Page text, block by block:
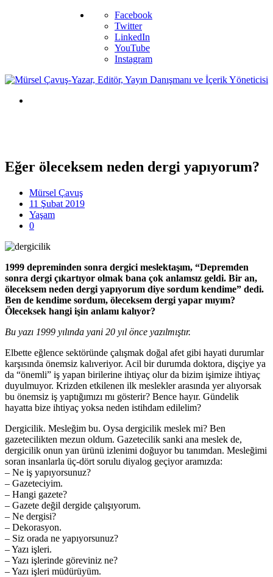
Facebook
Twitter
LinkedIn
YouTube
Instagram
Eğer öleceksem neden dergi yapıyorum?
Mürsel Çavuş
11 Şubat 2019
Yaşam
0
1999 depreminden sonra dergici meslektaşım, “Depremden
sonra dergi çıkartıyor olmak bana çok anlamsız geldi. Bir an,
öleceksem neden dergi yapıyorum diye sordum kendime” dedi.
Ben de kendime sordum, öleceksem dergi yapar mıyım?
Öleceksek hangi işin anlamı kalıyor?
Bu yazı 1999 yılında yani 20 yıl önce yazılmıştır.
Elbette eğlence sektöründe çalışmak doğal afet gibi hayati durumlar
karşısında önemsiz kalıveriyor. Acil bir durumda doktora, dişçiye ya
da “önemli” iş yapan birilerine ihtiyaç olur da bizim işimize ihtiyaç
duyulmuyor. Krizden etkilenen ilk meslekler arasında yer alıyorsak
bu önemsiz iş yaptığımızı mı gösterir? Bence hayır. Gündelik
hayatta bize ihtiyaç yoksa neden istihdam edilelim?
Dergicilik. Mesleğim bu. Oysa dergicilik meslek mi? Ben
gazetecilikten mezun oldum. Gazetecilik sanki ana meslek de,
dergicilik onun yan ürünü izlenimi doğuyor bu tanımdan. Mesleğimi
soran insanlarla üç-dört sorulu diyalog geçiyor aramızda:
– Ne iş yapıyorsunuz?
– Gazeteciyim.
– Hangi gazete?
– Gazete değil dergide çalışıyorum.
– Ne dergisi?
– Dekorasyon.
– Siz orada ne yapıyorsunuz?
– Yazı işleri.
– Yazı işlerinde göreviniz ne?
– Yazı işleri müdürüyüm.